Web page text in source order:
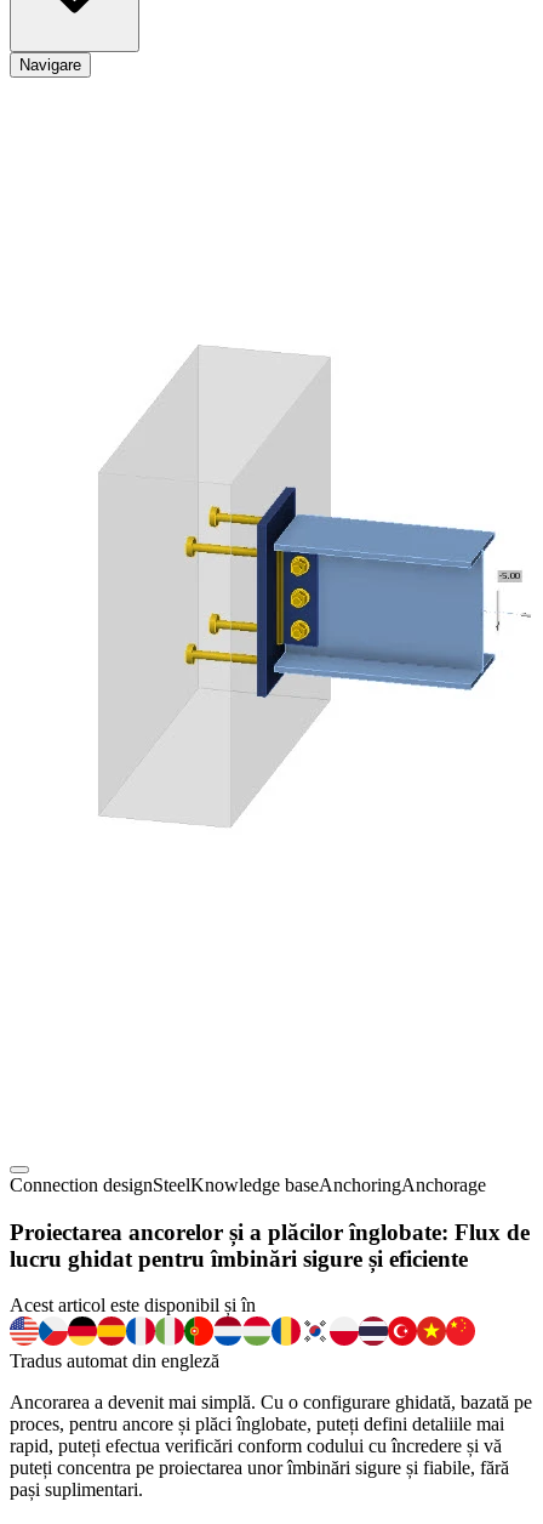
Navigare
Connection designSteelKnowledge baseAnchoringAnchorage
Proiectarea ancorelor și a plăcilor înglobate: Flux de
lucru ghidat pentru îmbinări sigure și eficiente
Acest articol este disponibil și în
Tradus automat din engleză
Ancorarea a devenit mai simplă. Cu o configurare ghidată, bazată pe
proces, pentru ancore și plăci înglobate, puteți defini detaliile mai
rapid, puteți efectua verificări conform codului cu încredere și vă
puteți concentra pe proiectarea unor îmbinări sigure și fiabile, fără
pași suplimentari.